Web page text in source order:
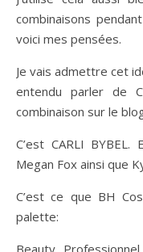
combinaisons
voici mes pensées.
Je vais admettre cet
entendu parler de
combinaison sur le
C’est CARLI
Megan Fox ainsi que
C’est ce que BH
palette:
Beauty